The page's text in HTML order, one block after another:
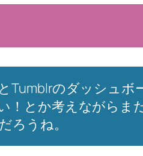
Tumblrのダッシュ
！とか考えながらま
ろうね。